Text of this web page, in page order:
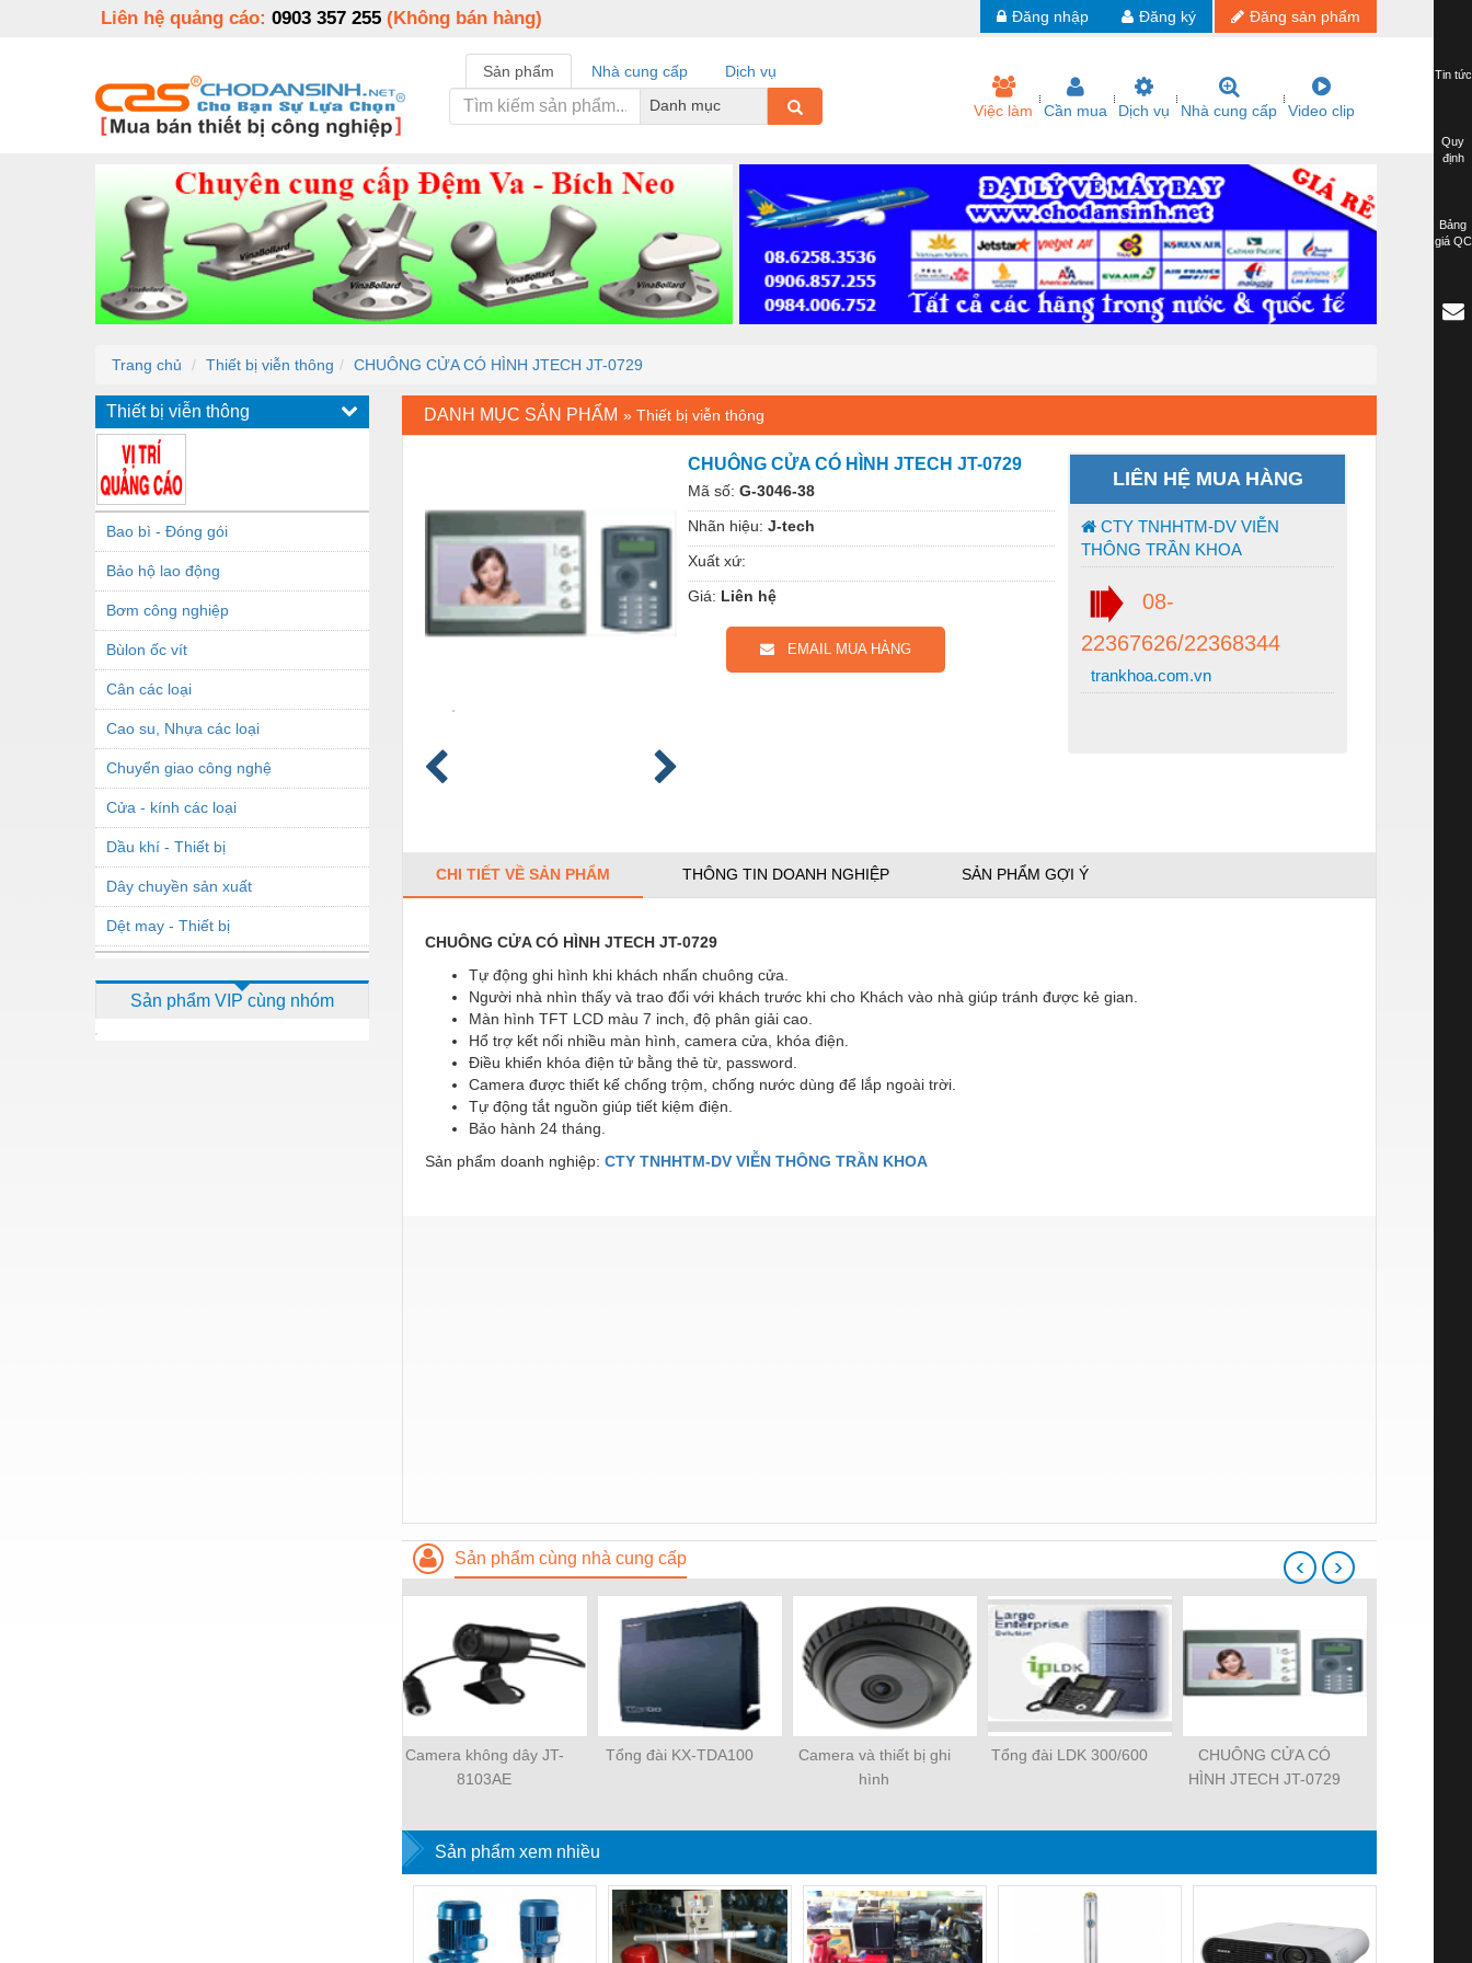
Liên hệ quảng cáo: 0903 357 255 (Không bán hàng) Đăng sản phẩm
Đăng ký
Đăng nhập
Sản phẩm Nhà cung cấp
Dịch vụ
Danh mục
Việc làm Cần mua Dịch vụ Nhà cung cấp Video clip
Trang chủ Thiết bị viễn thông CHUÔNG CỬA CÓ HÌNH JTECH JT-0729
Thiết bị viễn thông
Bao bì - Đóng gói
Bảo hộ lao động
Bơm công nghiệp
Bùlon ốc vít
Cân các loại
Cao su, Nhựa các loại
Chuyển giao công nghệ
Cửa - kính các loại
Dầu khí - Thiết bị
Dây chuyền sản xuất
Dệt may - Thiết bị
Dịch vụ - Thi công
Sản phẩm VIP cùng nhóm
DANH MỤC SẢN PHẨM » Thiết bị viễn thông
CHUÔNG CỬA CÓ HÌNH JTECH JT-0729
Mã số: G-3046-38
Nhãn hiệu: J-tech
Xuất xứ:
Giá: Liên hệ
EMAIL MUA HÀNG
LIÊN HỆ MUA HÀNG
CTY TNHHTM-DV VIỄN
THÔNG TRẦN KHOA
08-
22367626/22368344
trankhoa.com.vn
CHI TIẾT VỀ SẢN PHẨM THÔNG TIN DOANH NGHIỆP SẢN PHẨM GỢI Ý
CHUÔNG CỬA CÓ HÌNH JTECH JT-0729
Tự động ghi hình khi khách nhấn chuông cửa.
Người nhà nhìn thấy và trao đổi với khách trước khi cho Khách vào nhà giúp tránh được kẻ gian.
Màn hình TFT LCD màu 7 inch, độ phân giải cao.
Hổ trợ kết nối nhiều màn hình, camera cửa, khóa điện.
Điều khiển khóa điện tử bằng thẻ từ, password.
Camera được thiết kế chống trộm, chống nước dùng để lắp ngoài trời.
Tự động tắt nguồn giúp tiết kiệm điện.
Bảo hành 24 tháng.
Sản phẩm doanh nghiệp: CTY TNHHTM-DV VIỄN THÔNG TRẦN KHOA
Sản phẩm cùng nhà cung cấp
Camera không dây JT-
8103AE
Tổng đài KX-TDA100
Camera và thiết bị ghi
hình
Tổng đài LDK 300/600
CHUÔNG CỬA CÓ
HÌNH JTECH JT-0729
‹ ›
Sản phẩm xem nhiều
Tin tức
Quy
định
Bảng
giá QC